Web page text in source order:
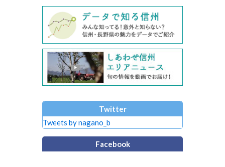
Twitter
Tweets by nagano_b
Facebook